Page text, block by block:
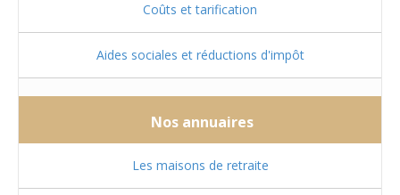
Coûts et tarification
Aides sociales et réductions d'impôt
Nos annuaires
Les maisons de retraite